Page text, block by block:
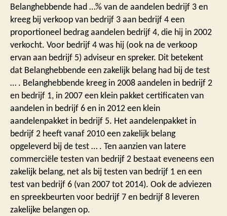
Belanghebbende had …% van de aandelen bedrijf 3 en
kreeg bij verkoop van bedrijf 3 aan bedrijf 4 een
proportioneel bedrag aandelen bedrijf 4, die hij in 2002
verkocht. Voor bedrijf 4 was hij (ook na de verkoop
ervan aan bedrijf 5) adviseur en spreker. Dit betekent
dat Belanghebbende een zakelijk belang had bij de test
… . Belanghebbende kreeg in 2008 aandelen in bedrijf 2
en bedrijf 1, in 2007 een klein pakket certificaten van
aandelen in bedrijf 6 en in 2012 een klein
aandelenpakket in bedrijf 5. Het aandelenpakket in
bedrijf 2 heeft vanaf 2010 een zakelijk belang
opgeleverd bij de test … . Ten aanzien van latere
commerciële testen van bedrijf 2 bestaat eveneens een
zakelijk belang, net als bij testen van bedrijf 1 en een
test van bedrijf 6 (van 2007 tot 2014). Ook de adviezen
en spreekbeurten voor bedrijf 7 en bedrijf 8 leveren
zakelijke belangen op.